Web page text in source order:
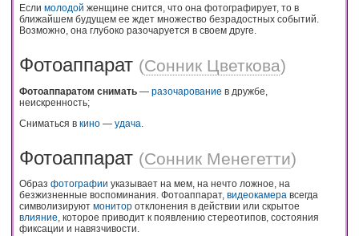
Если молодой женщине снится, что она фотографирует, то в
ближайшем будущем ее ждет множество безрадостных событий.
Возможно, она глубоко разочаруется в своем друге.
Фотоаппарат (Сонник Цветкова)
Фотоаппаратом снимать — разочарование в дружбе,
неискренность;
Сниматься в кино — удача
Фотоаппарат (Сонник Менегетти)
Образ фотографии указывает на мем, на нечто ложное, на
безжизненные воспоминания. Фотоаппарат, видеокамера всегда
символизируют монитор отклонения в действии или скрытое
влияние, которое приводит к появлению стереотипов, состояния
фиксации и навязчивости.